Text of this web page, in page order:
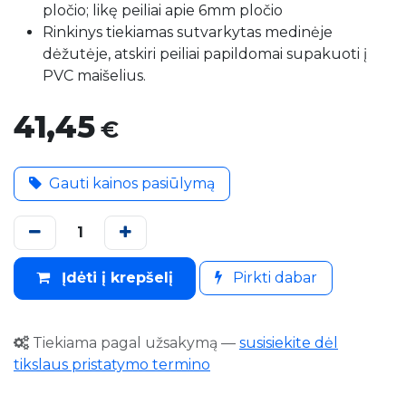
pločio; likę peiliai apie 6mm pločio
Rinkinys tiekiamas sutvarkytas medinėje
dėžutėje, atskiri peiliai papildomai supakuoti į
PVC maišelius.
41,45€
Gauti kainos pasiūlymą
Įdėti į krepšelį Pirkti dabar
Tiekiama pagal užsakymą — susisiekite dėl
tikslaus pristatymo termino